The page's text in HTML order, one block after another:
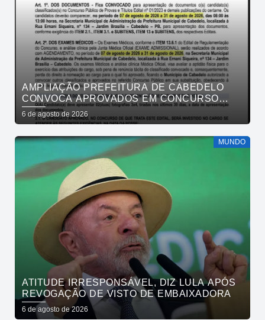
AMPLIAÇÃO PREFEITURA DE CABEDELO
CONVOCA APROVADOS EM CONCURSO
PÚBLICO DA SAÚDE PARA APRESENTAÇÃO
DE DOCUMENTOS
6 de agosto de 2026
MUNDO
ATITUDE IRRESPONSÁVEL, DIZ LULA APÓS
REVOGAÇÃO DE VISTO DE EMBAIXADORA
6 de agosto de 2026